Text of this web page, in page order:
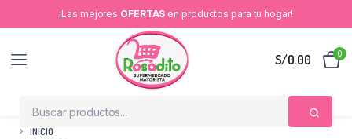
¡Las mejores OFERTAS en productos para tu hogar!
S/0.00 0
INICIO